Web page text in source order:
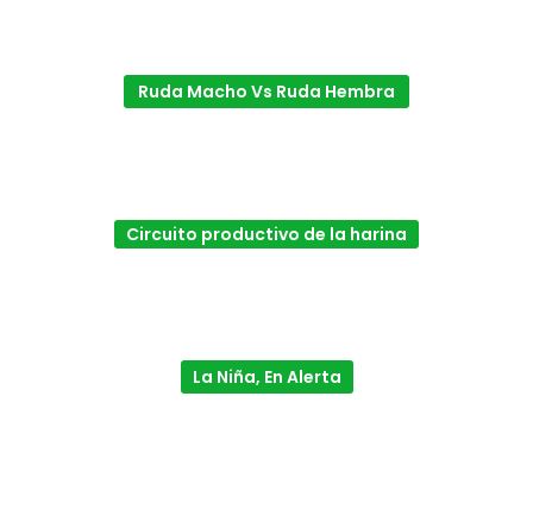
Ruda Macho Vs Ruda Hembra
Circuito productivo de la harina
La Niña, En Alerta